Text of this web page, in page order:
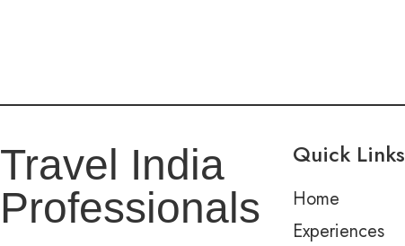
Travel India
Professionals
Quick Links
Home
Experiences